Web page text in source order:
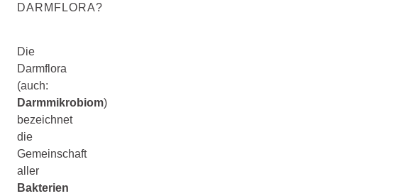
DARMFLORA?
Die
Darmflora
(auch:
Darmmikrobiom)
bezeichnet
die
Gemeinschaft
aller
Bakterien